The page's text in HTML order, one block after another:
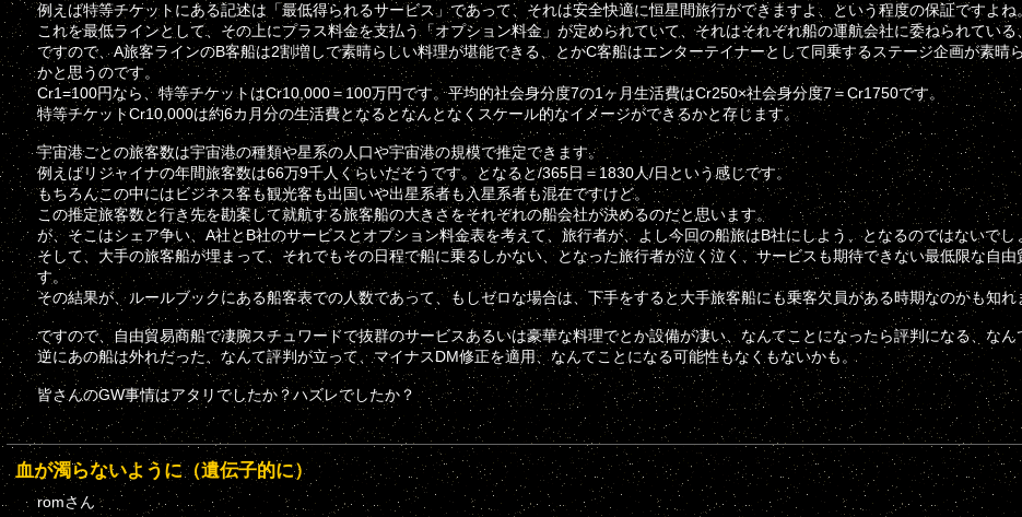
例えば特等チケットにある記述は「最低得られるサービス」であって、それは安全快適に恒星間旅行ができますよ、という程度の保証ですよね
これを最低ラインとして、その上にプラス料金を支払う「オプション料金」が定められていて、それはそれぞれ船の運航会社に委ねられてい
ですので、A旅客ラインのB客船は2割増しで素晴らしい料理が堪能できる、とかC客船はエンターテイナーとして同乗するステージ企画が素
かと思うのです。
Cr1=100円なら、特等チケットはCr10,000＝100万円です。平均的社会身分度7の1ヶ月生活費はCr250×社会身分度7＝Cr1750です。
特等チケットCr10,000は約6カ月分の生活費となるとなんとなくスケール的なイメージができるかと存じます。
宇宙港ごとの旅客数は宇宙港の種類や星系の人口や宇宙港の規模で推定できます。
例えばリジャイナの年間旅客数は66万9千人くらいだそうです。となると/365日＝1830人/日という感じです。
もちろんこの中にはビジネス客も観光客も出国いや出星系者も入星系者も混在ですけど。
この推定旅客数と行き先を勘案して就航する旅客船の大きさをそれぞれの船会社が決めるのだと思います。
が、そこはシェア争い、A社とB社のサービスとオプション料金表を考えて、旅行者が、よし今回の船旅はB社にしよう、となるのではないでし
そして、大手の旅客船が埋まって、それでもその日程で船に乗るしかない、となった旅行者が泣く泣く、サービスも期待できない最低限な自
す。
その結果が、ルールブックにある船客表での人数であって、もしゼロな場合は、下手をすると大手旅客船にも乗客欠員がある時期なのかも知れ
ですので、自由貿易商船で凄腕スチュワードで抜群のサービスあるいは豪華な料理でとか設備が凄い、なんてことになったら評判になる、なん
逆にあの船は外れだった、なんて評判が立って、マイナスDM修正を適用、なんてことになる可能性もなくもないかも。
皆さんのGW事情はアタリでしたか？ハズレでしたか？
血が濁らないように（遺伝子的に）
romさん